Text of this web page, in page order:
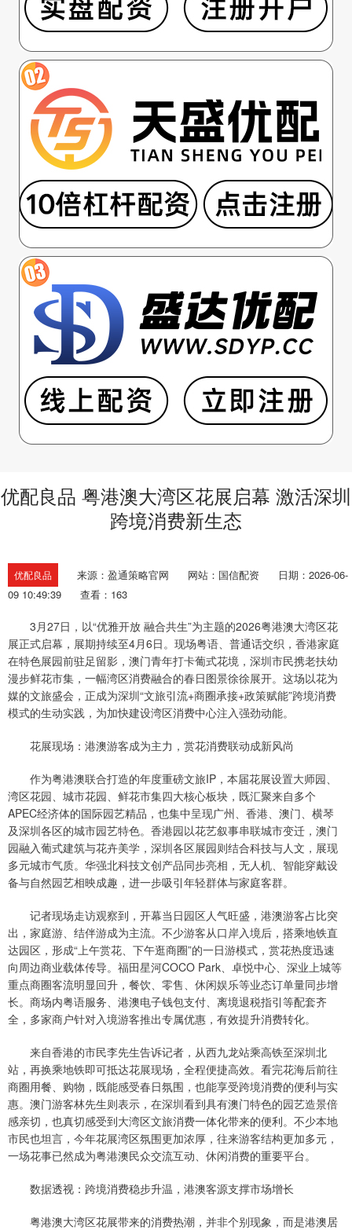
优配良品 粤港澳大湾区花展启幕 激活深圳
跨境消费新生态
优配良品 来源：盈通策略官网 网站：国信配资
日期：2026-06-
09 10:49:39
查看：163
3月27日，以“优雅开放 融合共生”为主题的2026粤港澳大湾区花
展正式启幕，展期持续至4月6日。现场粤语、普通话交织，香港家庭
在特色展园前驻足留影，澳门青年打卡葡式花境，深圳市民携老扶幼
漫步鲜花市集，一幅湾区消费融合的春日图景徐徐展开。这场以花为
媒的文旅盛会，正成为深圳“文旅引流+商圈承接+政策赋能”跨境消费
模式的生动实践，为加快建设湾区消费中心注入强劲动能。
花展现场：港澳游客成为主力，赏花消费联动成新风尚
作为粤港澳联合打造的年度重磅文旅IP，本届花展设置大师园、
湾区花园、城市花园、鲜花市集四大核心板块，既汇聚来自多个
APEC经济体的国际园艺精品，也集中呈现广州、香港、澳门、横琴
及深圳各区的城市园艺特色。香港园以花艺叙事串联城市变迁，澳门
园融入葡式建筑与花卉美学，深圳各区展园则结合科技与人文，展现
多元城市气质。华强北科技文创产品同步亮相，无人机、智能穿戴设
备与自然园艺相映成趣，进一步吸引年轻群体与家庭客群。
记者现场走访观察到，开幕当日园区人气旺盛，港澳游客占比突
出，家庭游、结伴游成为主流。不少游客从口岸入境后，搭乘地铁直
达园区，形成“上午赏花、下午逛商圈”的一日游模式，赏花热度迅速
向周边商业载体传导。福田星河COCO Park、卓悦中心、深业上城等
重点商圈客流明显回升，餐饮、零售、休闲娱乐等业态订单量同步增
长。商场内粤语服务、港澳电子钱包支付、离境退税指引等配套齐
全，多家商户针对入境游客推出专属优惠，有效提升消费转化。
来自香港的市民李先生告诉记者，从西九龙站乘高铁至深圳北
站，再换乘地铁即可抵达花展现场，全程便捷高效。看完花海后前往
商圈用餐、购物，既能感受春日氛围，也能享受跨境消费的便利与实
惠。澳门游客林先生则表示，在深圳看到具有澳门特色的园艺造景倍
感亲切，也真切感受到大湾区文旅消费一体化带来的便利。不少本地
市民也坦言，今年花展湾区氛围更加浓厚，往来游客结构更加多元，
一场花事已然成为粤港澳民众交流互动、休闲消费的重要平台。
数据透视：跨境消费稳步升温，港澳客源支撑市场增长
粤港澳大湾区花展带来的消费热潮，并非个别现象，而是港澳居